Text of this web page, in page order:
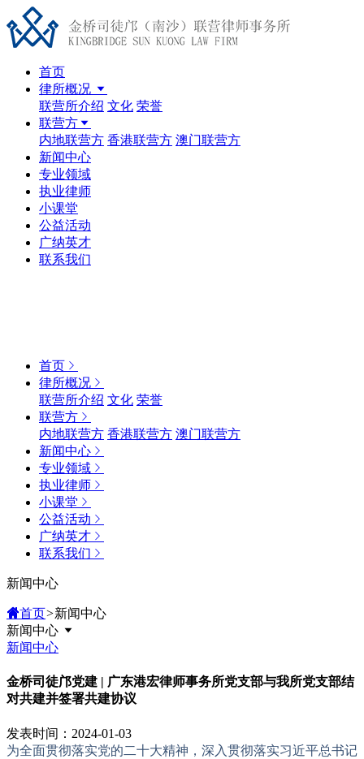
首页
律所概况
联营所介绍 文化 荣誉
联营方
内地联营方 香港联营方 澳门联营方
新闻中心
专业领域
执业律师
小课堂
公益活动
广纳英才
联系我们
首页
律所概况
联营所介绍 文化 荣誉
联营方
内地联营方 香港联营方 澳门联营方
新闻中心
专业领域
执业律师
小课堂
公益活动
广纳英才
联系我们
新闻中心
首页>新闻中心
新闻中心
新闻中心
金桥司徒邝党建 | 广东港宏律师事务所党支部与我所党支部结
对共建并签署共建协议
发表时间：2024-01-03
为全面贯彻落实党的二十大精神，深入贯彻落实习近平总书记